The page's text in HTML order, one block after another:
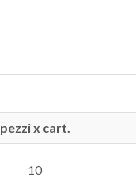
pezzi x cart.
10